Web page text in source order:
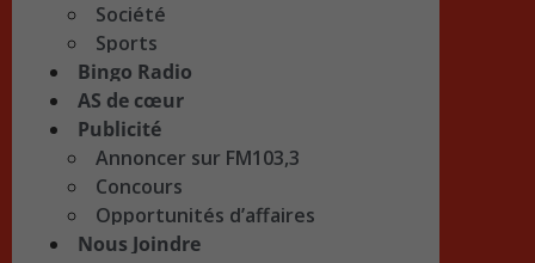
Société
Sports
Bingo Radio
AS de cœur
Publicité
Annoncer sur FM103,3
Concours
Opportunités d’affaires
Nous Joindre